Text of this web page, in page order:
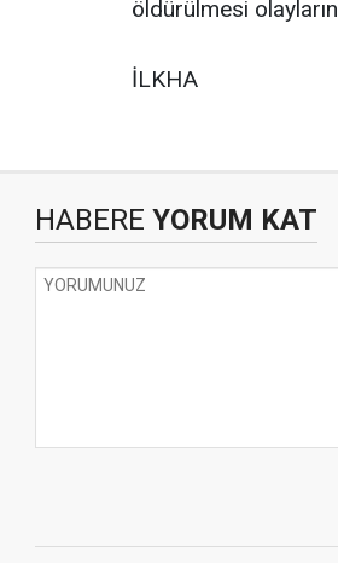
öldürülmesi
İLKHA
HABERE YORUM KAT